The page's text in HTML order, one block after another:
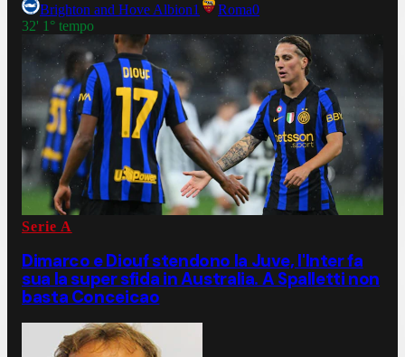
Brighton and Hove Albion1 Roma0
32' 1° tempo
Serie A
Dimarco e Diouf stendono la Juve, l'Inter fa
sua la super sfida in Australia. A Spalletti non
basta Conceicao